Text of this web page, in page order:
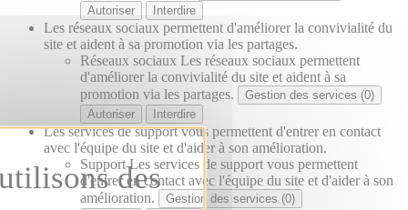
Autoriser
Interdire
Les réseaux sociaux permettent d'améliorer la convivialité du
site et aident à sa promotion via les partages.
Réseaux sociaux Les réseaux sociaux permettent
d'améliorer la convivialité du site et aident à sa
promotion via les partages.
Gestion des services (0)
Autoriser
Interdire
Les services de support vous permettent d'entrer en contact
avec l'équipe du site et d'aider à son amélioration.
Support Les services de support vous permettent
d'entrer en contact avec l'équipe du site et d'aider à son
amélioration.
Gestion des services (0)